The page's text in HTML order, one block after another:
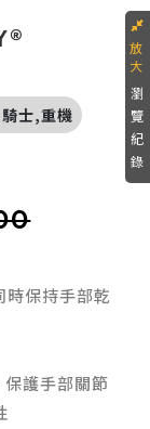
士,重機
保持手部乾
護手部關節
瀏
覽
紀
錄